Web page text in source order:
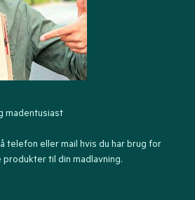
madentusiast
telefon eller mail hvis du har brug for
til din madlavning.